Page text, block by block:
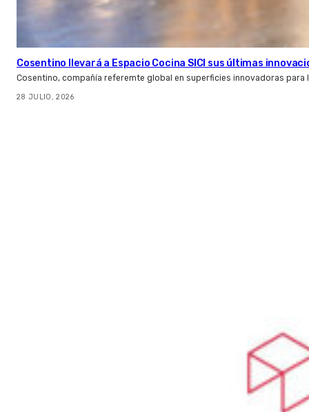
Cosentino llevará a Espacio Cocina SICI sus últimas
Cosentino, compañía referemte global en superficies innovadoras
28 JULIO, 2026